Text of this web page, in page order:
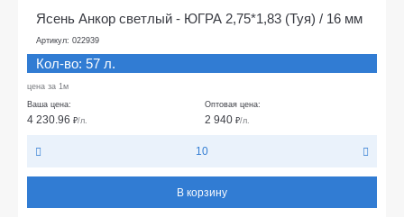
Ясень Анкор светлый - ЮГРА 2,75*1,83 (Туя) / 16 мм
Артикул: 022939
Кол-во: 57 л.
цена за 1м
Ваша цена:
4 230.96 ₽/л.
Оптовая цена:
2 940 ₽/л.
10
В корзину